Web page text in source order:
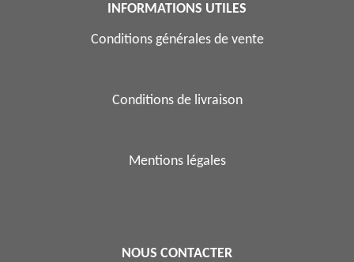
INFORMATIONS UTILES
Conditions générales de vente
Conditions de livraison
Mentions légales
NOUS CONTACTER